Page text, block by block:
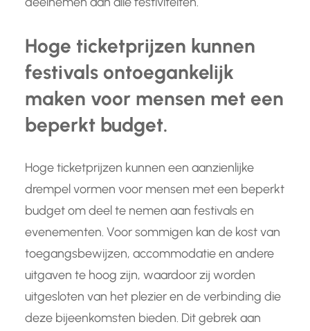
Hoge ticketprijzen kunnen
festivals ontoegankelijk
maken voor mensen met een
beperkt budget.
Hoge ticketprijzen kunnen een aanzienlijke
drempel vormen voor mensen met een beperkt
budget om deel te nemen aan festivals en
evenementen. Voor sommigen kan de kost van
toegangsbewijzen, accommodatie en andere
uitgaven te hoog zijn, waardoor zij worden
uitgesloten van het plezier en de verbinding die
deze bijeenkomsten bieden. Dit gebrek aan